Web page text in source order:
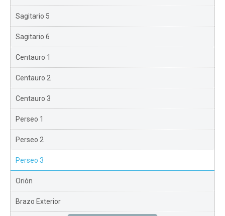
Sagitario 5
Sagitario 6
Centauro 1
Centauro 2
Centauro 3
Perseo 1
Perseo 2
Perseo 3
Orión
Brazo Exterior